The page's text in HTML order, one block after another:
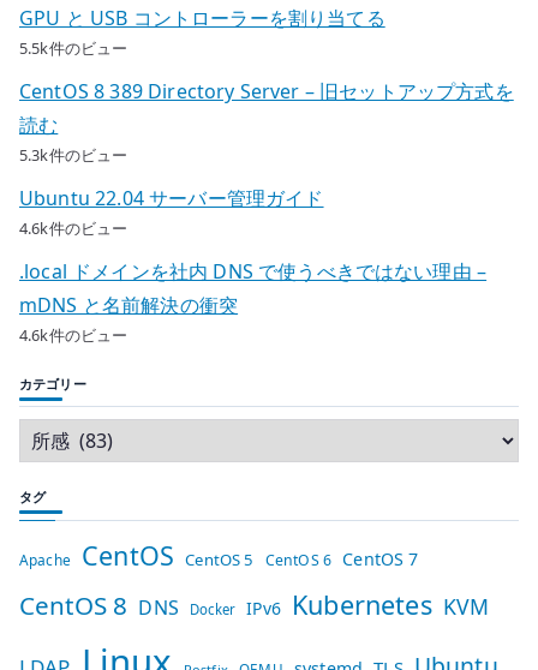
GPU と USB コントローラーを割り当てる
5.5k件のビュー
CentOS 8 389 Directory Server – 旧セットアップ方式を
読む
5.3k件のビュー
Ubuntu 22.04 サーバー管理ガイド
4.6k件のビュー
.local ドメインを社内 DNS で使うべきではない理由 –
mDNS と名前解決の衝突
4.6k件のビュー
カテゴリー
タグ
Apache CentOS CentOS 5 CentOS 6 CentOS 7
CentOS 8 DNS Docker IPv6 Kubernetes KVM